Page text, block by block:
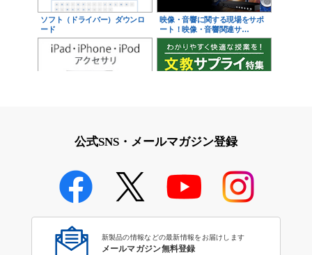
ソフト（ドライバー）ダウンロ
ード
映像・音響に関する現場をサポ
ート！映像・音響関連サ…
学校教育のICT環境整備特集
公式SNS・メールマガジン登録
新製品の情報などの最新情報をお届けします
メールマガジン無料登録